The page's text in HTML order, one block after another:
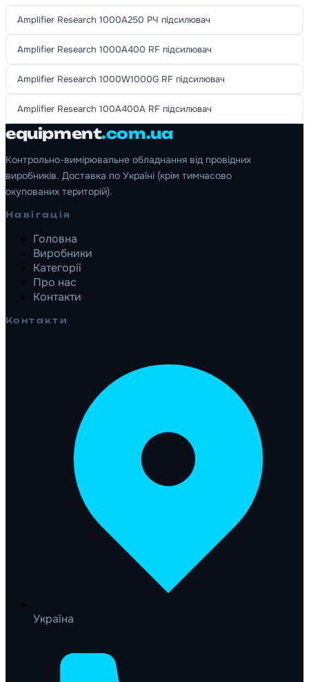
Amplifier Research 1000A250 РЧ підсилювач
Amplifier Research 1000A400 RF підсилювач
Amplifier Research 1000W1000G RF підсилювач
Amplifier Research 100A400A RF підсилювач
equipment.com.ua
Контрольно-вимірювальне обладнання від провідних
виробників. Доставка по Україні (крім тимчасово
окупованих територій).
Навігація
Головна
Виробники
Категорії
Про нас
Контакти
Контакти
Україна